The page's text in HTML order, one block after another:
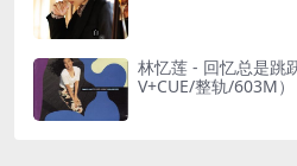
林忆莲 - 回忆总是跳
V+CUE/整轨/603M）